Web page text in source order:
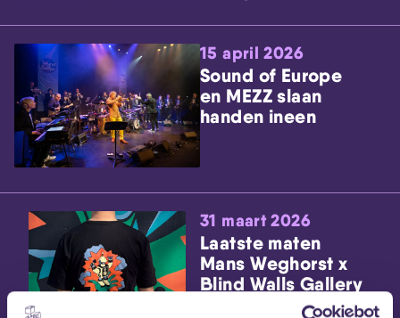
15 april 2026
Sound of Europe
en MEZZ slaan
handen ineen
31 maart 2026
Laatste maten
Mans Weghorst x
Blind Walls Gallery
x MEZZ shirts